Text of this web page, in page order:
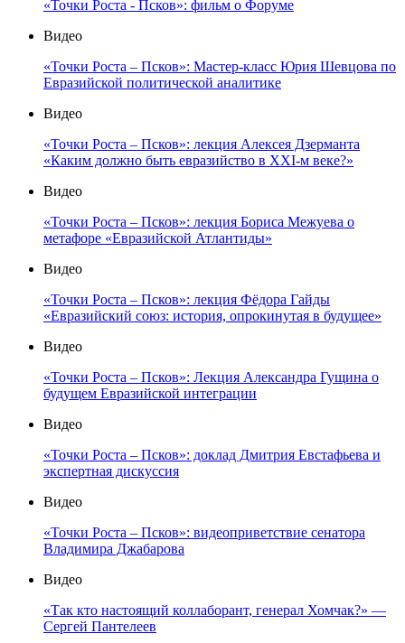
«Точки Роста - Псков»: фильм о Форуме
Видео
«Точки Роста – Псков»: Мастер-класс Юрия Шевцова по
Евразийской политической аналитике
Видео
«Точки Роста – Псков»: лекция Алексея Дзерманта
«Каким должно быть евразийство в XXI-м веке?»
Видео
«Точки Роста – Псков»: лекция Бориса Межуева о
метафоре «Евразийской Атлантиды»
Видео
«Точки Роста – Псков»: лекция Фёдора Гайды
«Евразийский союз: история, опрокинутая в будущее»
Видео
«Точки Роста – Псков»: Лекция Александра Гущина о
будущем Евразийской интеграции
Видео
«Точки Роста – Псков»: доклад Дмитрия Евстафьева и
экспертная дискуссия
Видео
«Точки Роста – Псков»: видеоприветствие сенатора
Владимира Джабарова
Видео
«Так кто настоящий коллаборант, генерал Хомчак?» —
Сергей Пантелеев